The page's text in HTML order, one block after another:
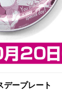
デープレート